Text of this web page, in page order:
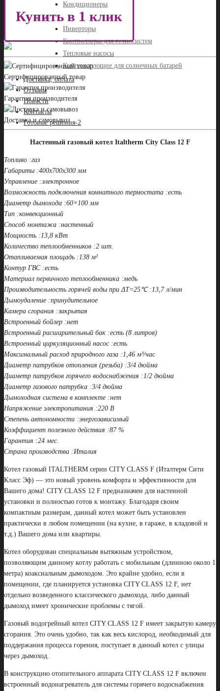
Кондиционеры
—
Инверторы
Контроллеры для гелиосистем
Тепловые насосы
Комплектующие для солнечных батарей
Доставка, оплата
Отзывы
Новости
Контакты
Готовые решения-2
Купить в 1 клик
Сертифицированный товар
Гарантия производителя
Доставка и самовывоз
Настенный газовый котел Italtherm City Class 12 F
Топливо :газ
Габариты :400x700x300 мм
Управление :электронное
Возможность подключения комнатного термостата :есть
Диаметр дымохода :60×100 мм
Тип :конвекционный
Способ монтажа :настенный
Мощность :13,8 кВт
Количество теплообменников :2 шт.
Отапливаемая площадь :138 м²
Контур ГВС :есть
Материал первичного теплообменника :медь
Производительность горячей воды при ΔТ=25℃ :13,7 л/мин
Дымоудаление :принудительное
Камера сгорания :закрытая
Встроенный бойлер :нет
Встроенный расширительный бак :есть (8 литров)
Встроенный циркуляционный насос :есть
Максимальный расход природного газа :1,46 м³/час
Диаметр патрубков отопления (резьба) :3/4 дюйма
Диаметр патрубков горячего водоснабжения :1/2 дюйма
Диаметр газового патрубка :3/4 дюйма
Дымоходная система в комплекте :нет
Напряжение электропитания :220 В
Степень автономности :энергозависимый
Коэффициент полезного действия :87 %
Гарантия :24 мес.
Страна производства :Италия
Котел газовый ITALTHERM серии CITY CLASS F (Италтерм Сити
Класс Эф) — это новый уровень комфорта и эффективности для
Вашего дома! CITY CLASS 12 F предназначен для настенной
установки и полностью готов к монтажу. Благодаря своим
компактным размерам, данный котел может быть установлен
практически в любом помещении (на кухне, в гараже, в кладовой и
т.д.) Вашего дома или квартиры.
Котел оборудован специальным вытяжным устройством,
позволяющим данному котлу работать с мобильным (длинною около 1
метра) коаксиальным дымоходом. Это крайне удобно, если в
помещении, где планируется установка CITY CLASS 12 F, нет
отдельно возведенного классического дымохода, либо данный
дымоход имеет хронические проблемы с тягой.
Газовый водогрейный котел CITY CLASS 12 F имеет закрытую камеру
сгорания. Это очень удобно, так как весь кислород, необходимый для
поддержания процесса горения, поступает в данный котел с улицы
через дымоход.
В конструкцию отопительного аппарата CITY CLASS 12 F включен
встроенный водонагреватель для системы горячего водоснабжения.